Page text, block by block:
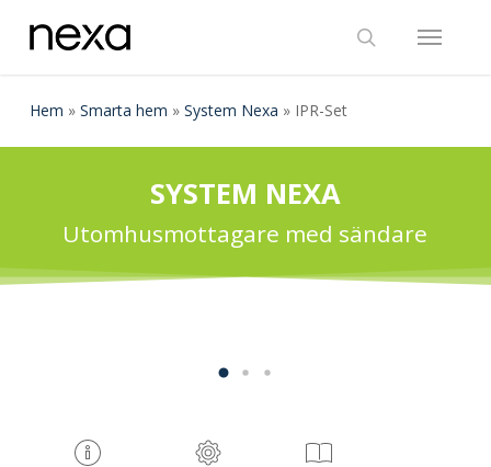
search
Menu
Hem » Smarta hem » System Nexa » IPR-Set
SYSTEM NEXA
Utomhusmottagare med sändare